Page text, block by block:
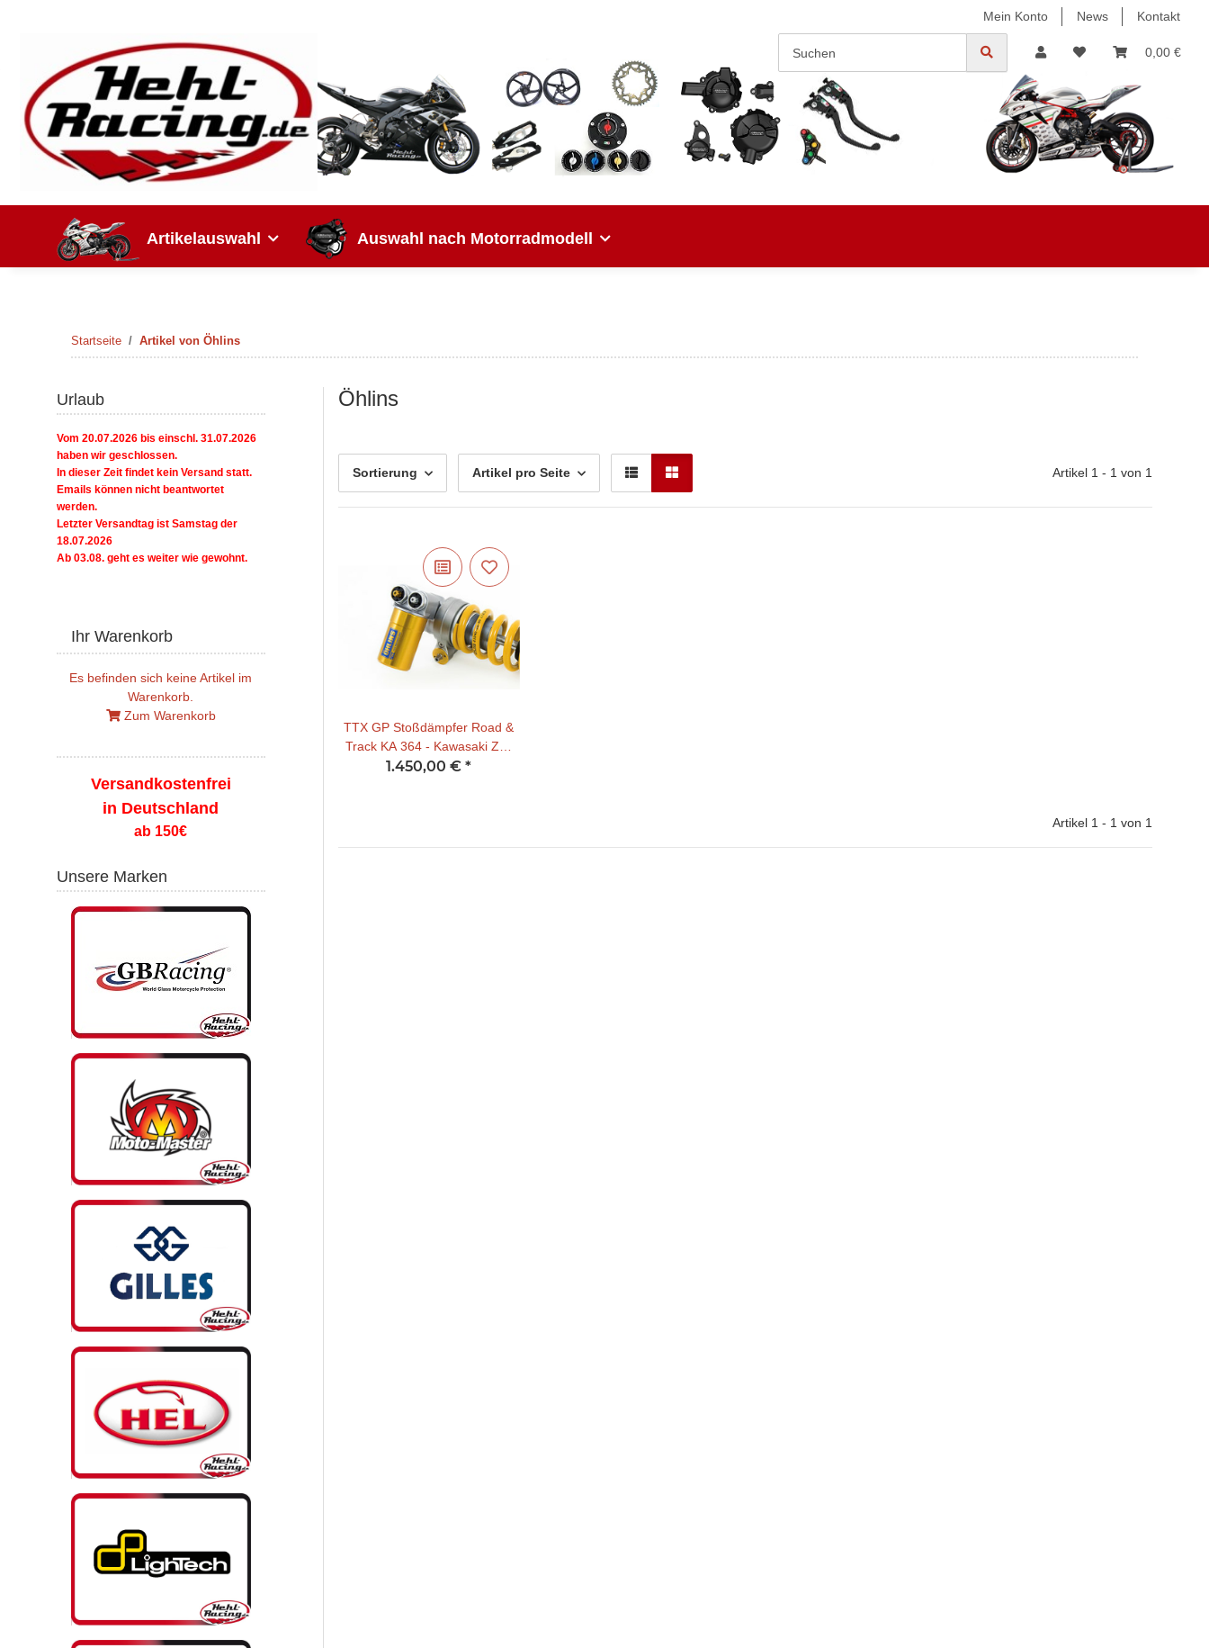
Mein Konto News Kontakt
0,00 €
Artikelauswahl Auswahl nach Motorradmodell
Startseite Artikel von Öhlins
Öhlins
Sortierung Artikel pro Seite Artikel 1 - 1 von 1
TTX GP Stoßdämpfer Road &
Track KA 364 - Kawasaki ZX-
10R Ninja
1.450,00 €*
Artikel 1 - 1 von 1
Urlaub
Vom 20.07.2026 bis einschl. 31.07.2026
haben wir geschlossen.
In dieser Zeit findet kein Versand statt.
Emails können nicht beantwortet
werden.
Letzter Versandtag ist Samstag der
18.07.2026
Ab 03.08. geht es weiter wie gewohnt.
Ihr Warenkorb
Es befinden sich keine Artikel im
Warenkorb.
Zum Warenkorb
Versandkostenfrei
in Deutschland
ab 150€
Unsere Marken